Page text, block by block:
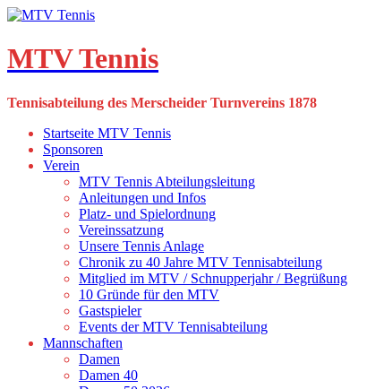
Skip
content
MTV Tennis
Tennisabteilung des Merscheider Turnvereins 1878
Startseite MTV Tennis
Sponsoren
Verein
MTV Tennis Abteilungsleitung
Anleitungen und Infos
Platz- und Spielordnung
Vereinssatzung
Unsere Tennis Anlage
Chronik zu 40 Jahre MTV Tennisabteilung
Mitglied im MTV / Schnupperjahr / Begrüßung
10 Gründe für den MTV
Gastspieler
Events der MTV Tennisabteilung
Mannschaften
Damen
Damen 40